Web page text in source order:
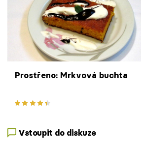
Prostřeno: Mrkvová buchta
Vstoupit do diskuze